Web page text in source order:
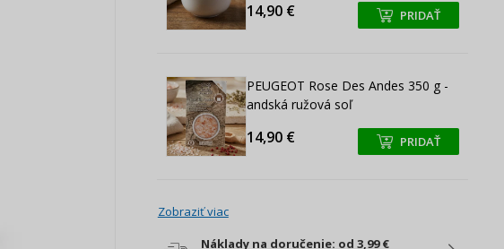
14,90 € +
+ PRIDAŤ
PEUGEOT Rose Des Andes 350 g -
andská ružová soľ
14,90 € +
+ PRIDAŤ
Zobraziť viac
Náklady na doručenie: od 3,99 €